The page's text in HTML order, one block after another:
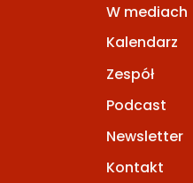
W mediach
Kalendarz
Zespół
Podcast
Newsletter
Kontakt